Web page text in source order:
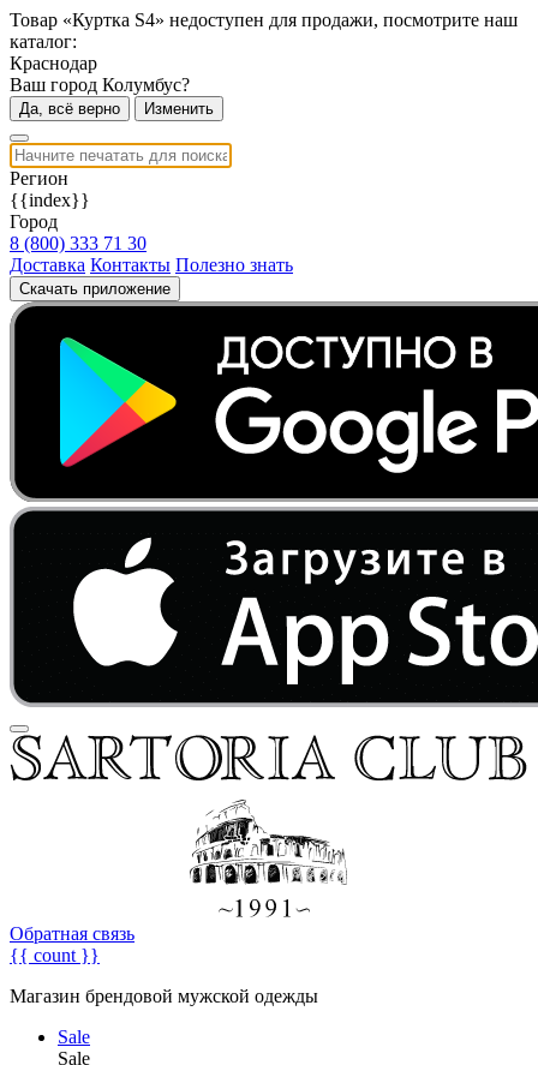
Товар «Куртка S4» недоступен для продажи, посмотрите наш
каталог:
Краснодар
Ваш город Колумбус?
Да, всё верно Изменить
Регион
{{index}}
Город
8 (800) 333 71 30
Доставка Контакты Полезно знать
Скачать приложение
Обратная связь
{{ count }}
Магазин брендовой мужской одежды
Sale
Sale